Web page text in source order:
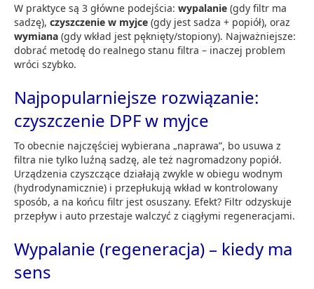
W praktyce są 3 główne podejścia: wypalanie (gdy filtr ma
sadzę), czyszczenie w myjce (gdy jest sadza + popiół), oraz
wymiana (gdy wkład jest pęknięty/stopiony). Najważniejsze:
dobrać metodę do realnego stanu filtra – inaczej problem
wróci szybko.
Najpopularniejsze rozwiązanie:
czyszczenie DPF w myjce
To obecnie najczęściej wybierana „naprawa”, bo usuwa z
filtra nie tylko luźną sadzę, ale też nagromadzony popiół.
Urządzenia czyszczące działają zwykle w obiegu wodnym
(hydrodynamicznie) i przepłukują wkład w kontrolowany
sposób, a na końcu filtr jest osuszany. Efekt? Filtr odzyskuje
przepływ i auto przestaje walczyć z ciągłymi regeneracjami.
Wypalanie (regeneracja) – kiedy ma
sens